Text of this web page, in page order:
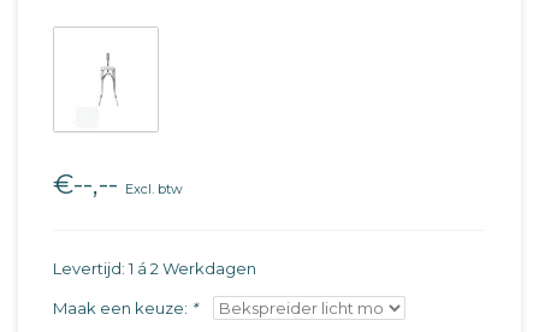
€--,-- Excl. btw
Levertijd: 1 á 2 Werkdagen
Maak een keuze: *